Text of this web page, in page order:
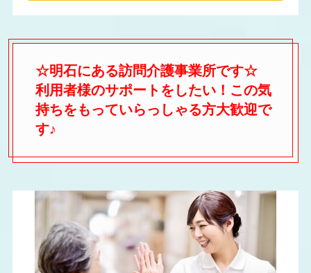
☆明石にある訪問介護事業所です☆
利用者様のサポートをしたい！この気
持ちをもっていらっしゃる方大歓迎で
す♪